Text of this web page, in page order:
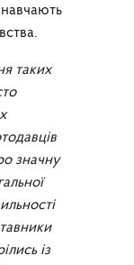
навчають
таких
значну
із